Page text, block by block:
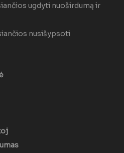
ugdyti nuoširdumą ir
nusišypsoti